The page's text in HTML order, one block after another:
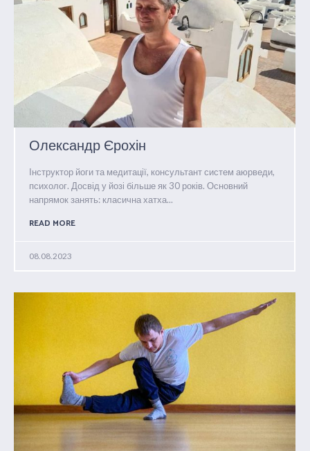
Олександр Єрохін
Інструктор йоги та медитації, консультант систем аюрведи,
психолог. Досвід у йозі більше як 30 років. Основний
напрямок занять: класична хатха...
READ MORE
08.08.2023